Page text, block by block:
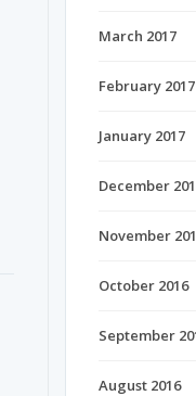
March 2017
February 2017
January 2017
December
November
October 2016
September
August 2016